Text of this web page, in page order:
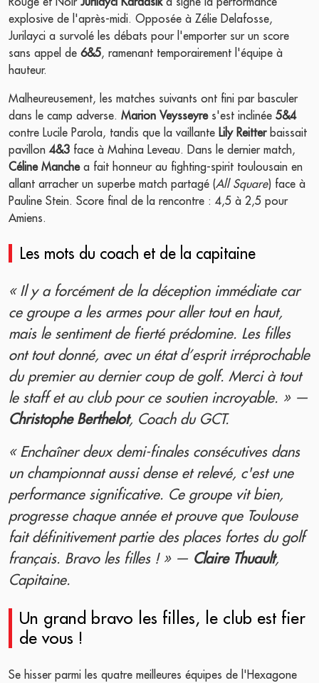
explosive de l'après-midi. Opposée à Zélie Delafosse,
Jurilayci a survolé les débats pour l'emporter sur un score
sans appel de 6&5, ramenant temporairement l'équipe à
hauteur.
Malheureusement, les matches suivants ont fini par basculer
dans le camp adverse. Marion Veysseyres'est inclinée 5&4
contre Lucile Parola, tandis que la vaillante Lily Reitterbaissait
pavillon4&3 face à Mahina Leveau. Dans le dernier match,
Céline Manchea fait honneur au fighting-spirit toulousain en
allant arracher un superbe match partagé (All Square) face à
Pauline Stein. Score final de la rencontre : 4,5 à 2,5 pour
Amiens.
Les mots du coach et de la capitaine
« Il y a forcément de la déception immédiate car
ce groupe a les armes pour aller tout en haut,
mais le sentiment de fierté prédomine. Les filles
ont tout donné, avec un état d’esprit irréprochable
du premier au dernier coup de golf. Merci à tout
le staff et au club pour ce soutien incroyable. » —
Christophe Berthelot, Coach du GCT.
« Enchaîner deux demi-finales consécutives dans
un championnat aussi dense et relevé, c'est une
performance significative. Ce groupe vit bien,
progresse chaque année et prouve que Toulouse
fait définitivement partie des places fortes du golf
français. Bravo les filles ! » — Claire Thuault,
Capitaine.
Un grand bravo les filles, le club est fier
de vous !
Se hisser parmi les quatre meilleures équipes de l'Hexagone